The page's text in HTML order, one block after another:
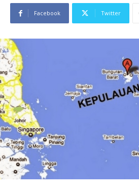
Facebook Twitter